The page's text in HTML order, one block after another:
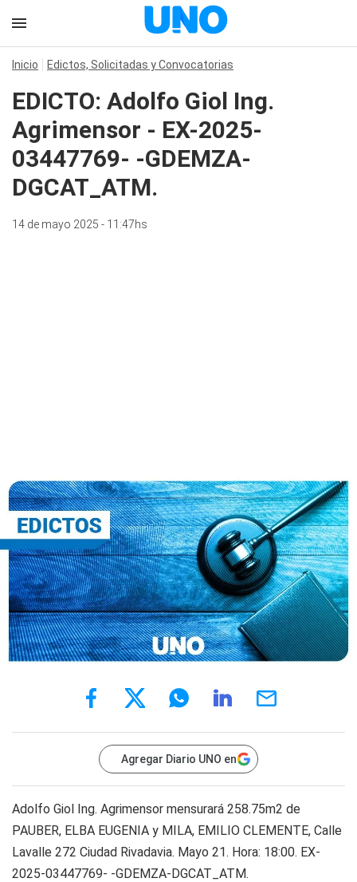
Inicio Edictos, Solicitadas y Convocatorias
EDICTO: Adolfo Giol Ing.
Agrimensor - EX-2025-
03447769- -GDEMZA-
DGCAT_ATM.
14 de mayo 2025 - 11:47hs
Agregar Diario UNO en
Adolfo Giol Ing. Agrimensor mensurará 258.75m2 de
PAUBER, ELBA EUGENIA y MILA, EMILIO CLEMENTE, Calle
Lavalle 272 Ciudad Rivadavia. Mayo 21. Hora: 18:00. EX-
2025-03447769- -GDEMZA-DGCAT_ATM.